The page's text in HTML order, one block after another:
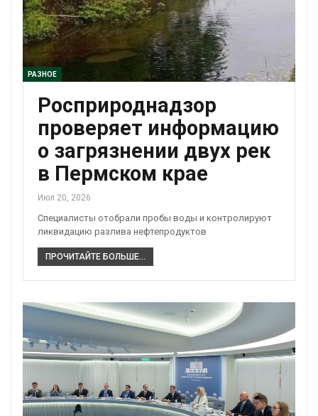
РАЗНОЕ
Росприроднадзор
проверяет информацию
о загрязнении двух рек
в Пермском крае
Июл 20, 2026
Специалисты отобрали пробы воды и контролируют
ликвидацию разлива нефтепродуктов
ПРОЧИТАЙТЕ БОЛЬШЕ...